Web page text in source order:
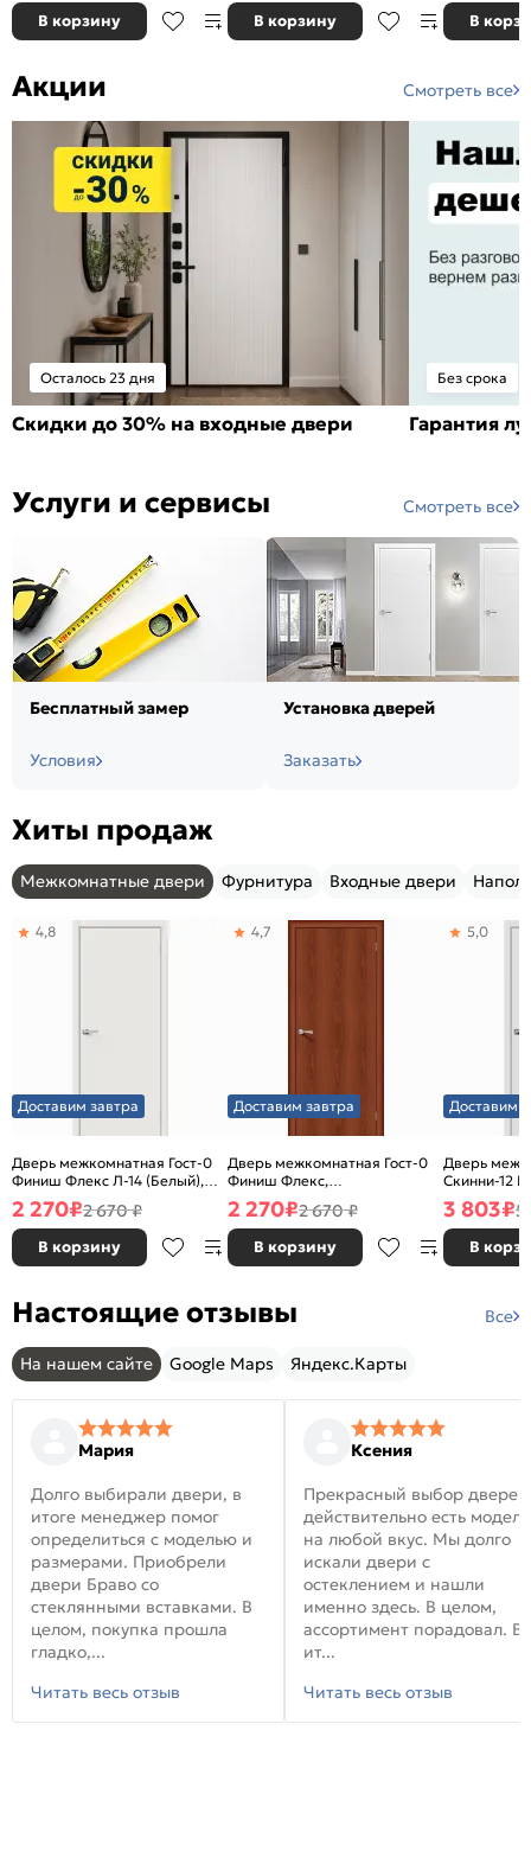
В корзину В корзину В
Акции Смотреть все
Осталось 23 дня
Скидки до 30% на входные двери
Без срока
Гарантия
Услуги и сервисы Смотреть все
Бесплатный замер
Условия
Установка дверей
Заказать
Хиты продаж
Межкомнатные двери Фурнитура Входные двери
Доставим завтра
Дверь межкомнатная Гост-0
Финиш Флекс Л-14 (Белый),
глухая, каркасно-щитовая
4,8
2 270₽2 670 ₽
В корзину
Доставим завтра
Дверь межкомнатная Гост-0
Финиш Флекс,
Ламинированные Л-11
(ИталОрех), глухая, каркасно-
щитовая
4,7
2 270₽2 670 ₽
В корзину
Доставим
Дверь
Скинни-12
глухая,
5,0
3 803₽5
В
Настоящие отзывы Все
На нашем сайте Google Maps Яндекс.Карты
Мария
Долго выбирали двери, в
итоге менеджер помог
определиться с моделью и
размерами. Приобрели
двери Браво со
стеклянными вставками. В
целом, покупка прошла
гладко,...
Читать весь отзыв
Ксения
Прекрасный выбор
действительно есть модели
на любой вкус. Мы долго
искали двери с
остеклением и нашли
именно здесь. В целом,
ассортимент порадовал. В
ит...
Читать весь отзыв